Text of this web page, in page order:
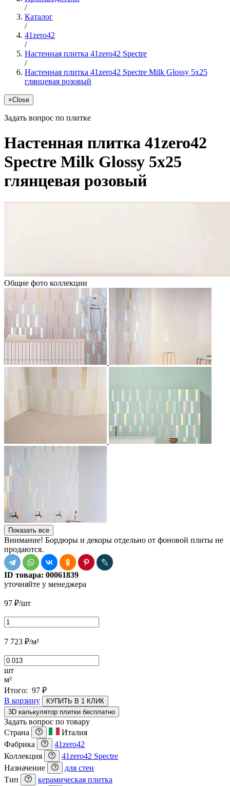
/
Каталог
/
41zero42
/
Настенная плитка 41zero42 Spectre
/
Настенная плитка 41zero42 Spectre Milk Glossy 5x25
глянцевая розовый
×Close
Задать вопрос по плитке
Настенная плитка 41zero42
Spectre Milk Glossy 5x25
глянцевая розовый
Общие фото коллекции
Показать все
Внимание! Бордюры и декоры отдельно от фоновой плиты не
продаются.
ID товара: 00061839
уточняйте у менеджера
97 ₽/шт
7 723 ₽/м²
шт
м²
Итого: 97 ₽
В корзину
КУПИТЬ В 1 КЛИК
3D калькулятор плитки бесплатно
Задать вопрос по товару
Страна
Италия
Фабрика
41zero42
Коллекция
41zero42 Spectre
Назначение
для стен
Тип
керамическая плитка